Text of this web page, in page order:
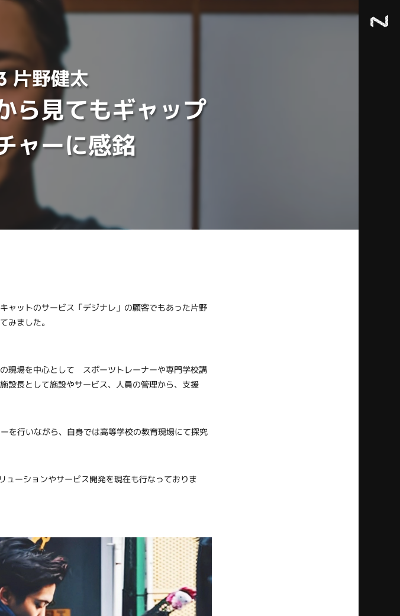
片野健太
ら見てもギャップ
ャーに感銘
ャットのサービス「デジナレ」の顧客でもあった片野
みました。
現場を中心として スポーツトレーナーや専門学校講
設長として施設やサービス、人員の管理から、支援
を行いながら、自身では高等学校の教育現場にて探究
ューションやサービス開発を現在も行なっておりま